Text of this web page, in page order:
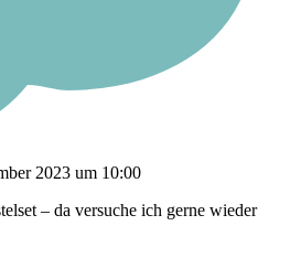
2023 um 10:00
– da versuche ich gerne wieder